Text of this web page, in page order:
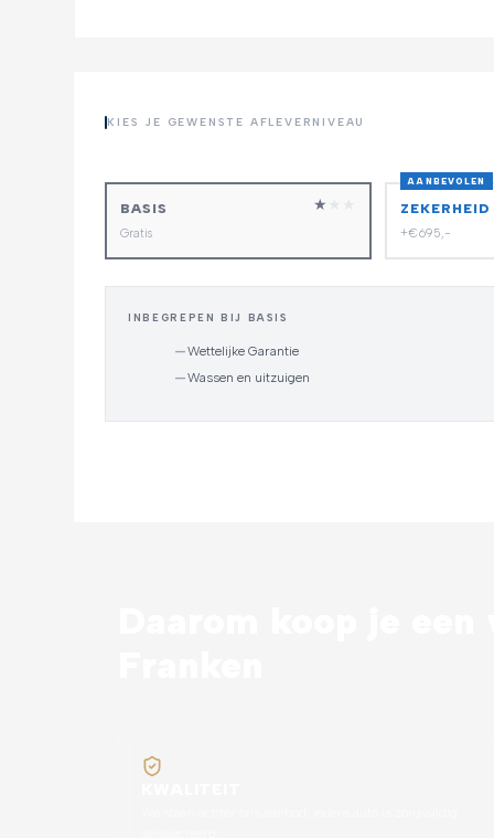
KIES JE GEWENSTE AFLEVERNIVEAU
BASIS
Gratis
★
AANBEVOLEN
ZEKERHEID
+€695,-
INBEGREPEN BIJ BASIS
—Wettelijke Garantie
—Wassen en uitzuigen